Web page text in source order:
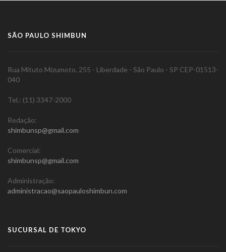
SÃO PAULO SHIMBUN
Rua Mituto Mizumoto, 255 - Liberdade - São Paulo - SP CEP-01513-
040
Tel.: (11) 3347-2000
Redação:
shimbunsp@gmail.com
Comercial:
shimbunsp@gmail.com
Administração:
administracao@saopauloshimbun.com
SUCURSAL DE TOKYO